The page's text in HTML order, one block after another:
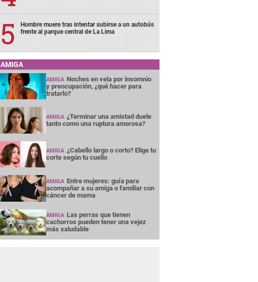
Hombre muere tras intentar subirse a un autobús
frente al parque central de La Lima
AMIGA
AMIGA Noches en vela por insomnio
y preocupación, ¿qué hacer para
tratarlo?
AMIGA ¿Terminar una amistad duele
tanto como una ruptura amorosa?
AMIGA ¿Cabello largo o corto? Elige tu
corte según tu cuello
AMIGA Entre mujeres: guía para
acompañar a su amiga o familiar con
cáncer de mama
AMIGA Las perras que tienen
cachorros pueden tener una vejez
más saludable